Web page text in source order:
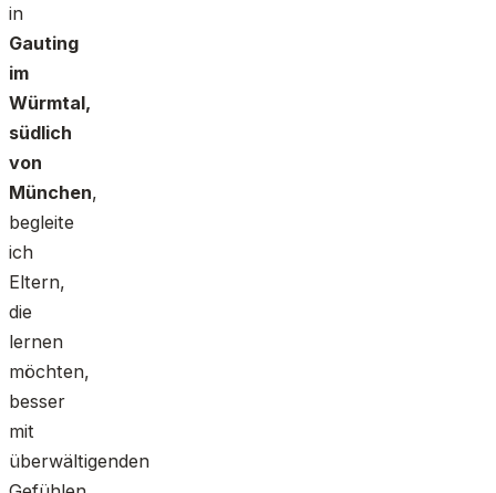
in
Gauting
im
Würmtal,
südlich
von
München,
begleite
ich
Eltern,
die
lernen
möchten,
besser
mit
überwältigenden